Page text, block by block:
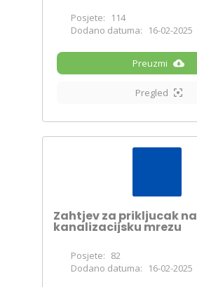
Posjete:
114
Dodano datuma:
16-02-2025
Preuzmi
Pregled
Zahtjev za prikljucak na
kanalizacijsku mrezu
Posjete: 82
Dodano datuma:
16-02-2025